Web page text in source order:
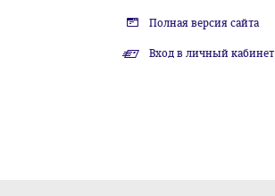
Полная версия сайта
Вход в личный кабинет